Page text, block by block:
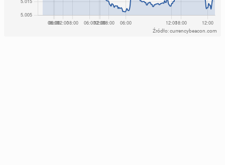
Źródło: currencybeacon.com